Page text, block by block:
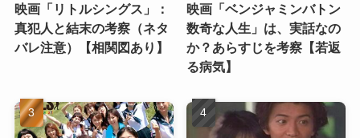
映画「リトルシングス」：
真犯人と結末の考察（ネタ
バレ注意）【相関図あり】
映画「ベンジャミンバトン
数奇な人生」は、実話なの
か？あらすじを考察【若返
る病気】